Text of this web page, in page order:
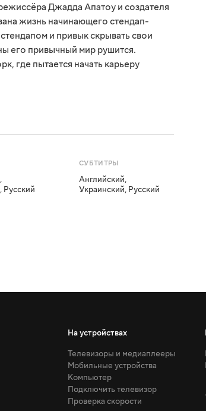
Джадда Апатоу и создателя
жизнь начинающего стендап-
и привык скрывать свои
его привычный мир рушится.
где пытается начать карьеру
,
, Русский
СУБТИТРЫ
Английский,
Украинский, Русский
На устройствах
Телевизоры и медиаплееры
Мобильные устройства
Компьютер
Подключить телевизор
Проверка скорости